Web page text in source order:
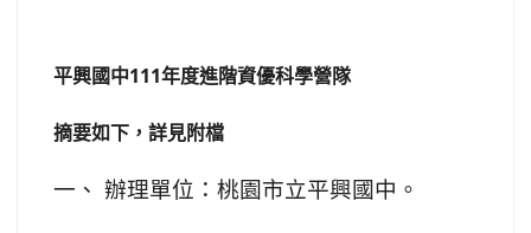
平興國中111年度進階資優科學營隊
摘要如下，詳見附檔
一、 辦理單位：桃園市立平興國中。